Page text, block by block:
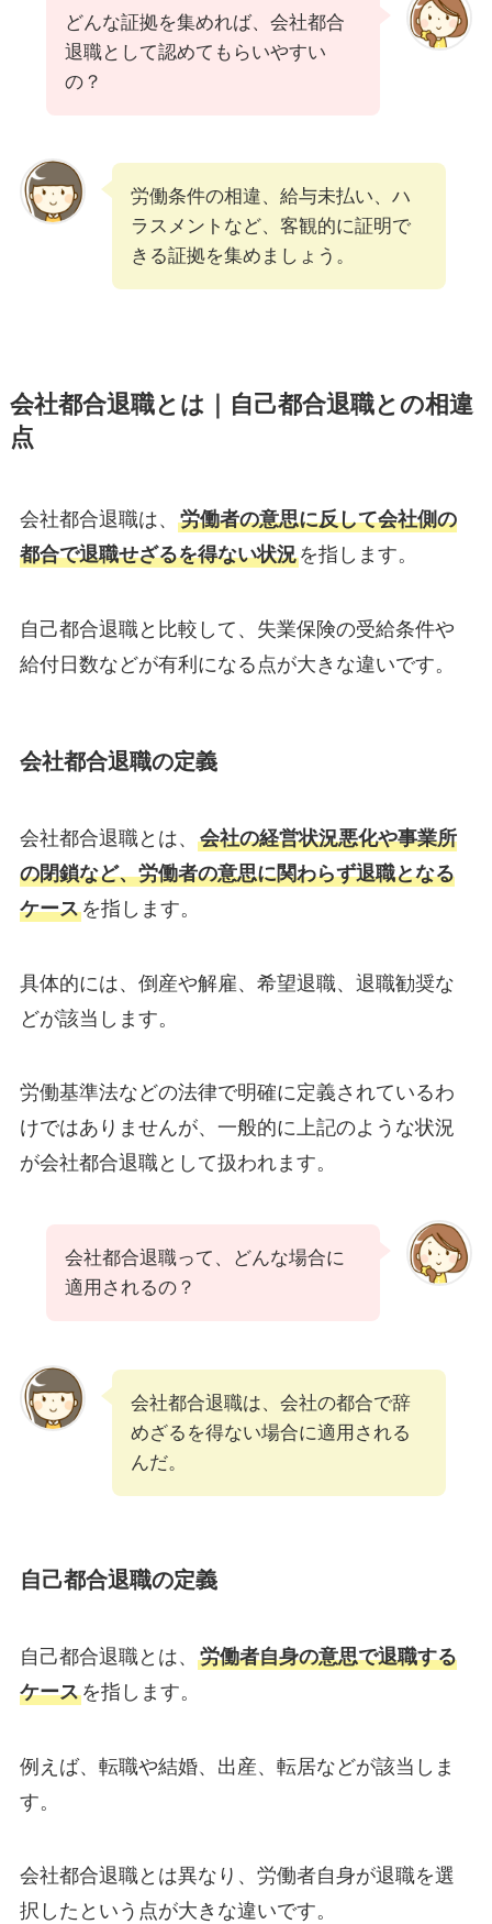
どんな証拠を集めれば、会社都合
退職として認めてもらいやすい
の？
労働条件の相違、給与未払い、ハ
ラスメントなど、客観的に証明で
きる証拠を集めましょう。
会社都合退職とは｜自己都合退職との相違
点
会社都合退職は、 労働者の意思に反して会社側の
都合で退職せざるを得ない状況を指します。
自己都合退職と比較して、失業保険の受給条件や
給付日数などが有利になる点が大きな違いです。
会社都合退職の定義
会社都合退職とは、 会社の経営状況悪化や事業所
の閉鎖など、労働者の意思に関わらず退職となる
ケースを指します。
具体的には、倒産や解雇、希望退職、退職勧奨な
どが該当します。
労働基準法などの法律で明確に定義されているわ
けではありませんが、一般的に上記のような状況
が会社都合退職として扱われます。
会社都合退職って、どんな場合に
適用されるの？
会社都合退職は、会社の都合で辞
めざるを得ない場合に適用される
んだ。
自己都合退職の定義
自己都合退職とは、 労働者自身の意思で退職する
ケースを指します。
例えば、転職や結婚、出産、転居などが該当しま
す。
会社都合退職とは異なり、労働者自身が退職を選
択したという点が大きな違いです。